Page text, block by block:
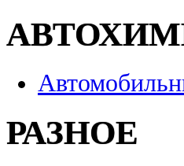
РАЗНОЕ